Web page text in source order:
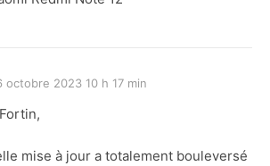
octobre 2023 10 h 17 min
mise à jour a totalement bouleversé